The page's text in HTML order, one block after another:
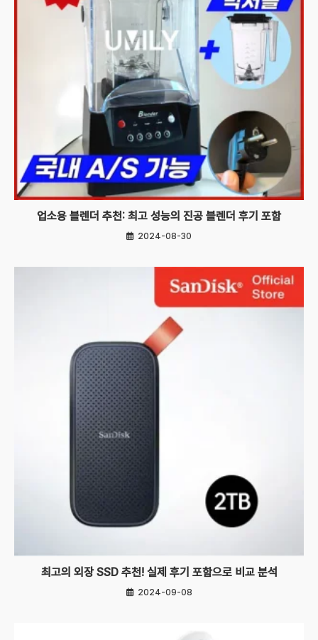
업소용 블렌더 추천: 최고 성능의 진공 블렌더 후기 포함
2024-08-30
최고의 외장 SSD 추천! 실제 후기 포함으로 비교 분석
2024-09-08